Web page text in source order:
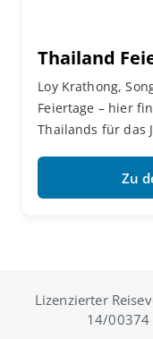
Thailand
Loy Krathong,
Feiertage – hier
Thailands für das
Zu
Lizenzierter
14/00374